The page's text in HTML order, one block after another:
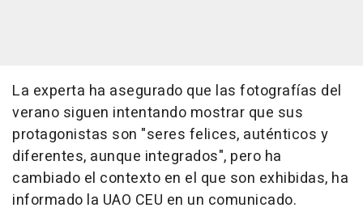
La experta ha asegurado que las fotografías del
verano siguen intentando mostrar que sus
protagonistas son "seres felices, auténticos y
diferentes, aunque integrados", pero ha
cambiado el contexto en el que son exhibidas, ha
informado la UAO CEU en un comunicado.